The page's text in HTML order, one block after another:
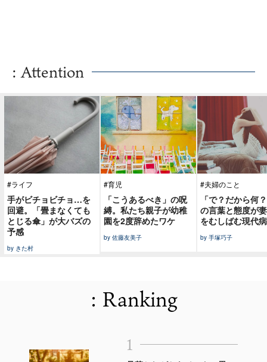
: Attention
#ライフ
手がビチョビチョ…を
回避。「畳まなくても
とじる傘」が大バズの
予感
by きた村
#育児
「こうあるべき」の呪
縛。私たち親子が幼稚
園を2度辞めたワケ
by 佐藤友美子
#夫婦のこと
「で？だから何
の言葉と態度が
をむしばむ現代病
by 手塚巧子
: Ranking
1